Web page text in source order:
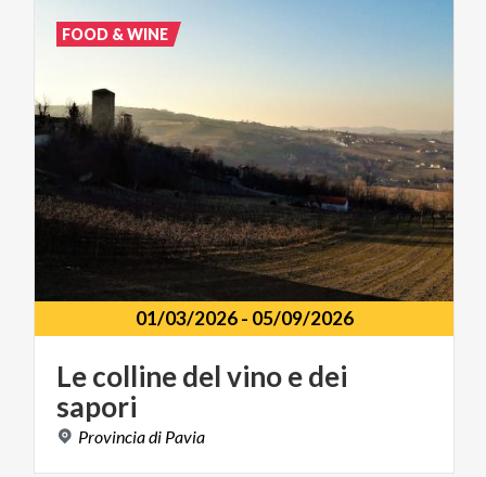
01/03/2026- 05/09/2026
Lecollinedelvinoedei
sapori
Provinciadi Pavia
FOOD & WINE